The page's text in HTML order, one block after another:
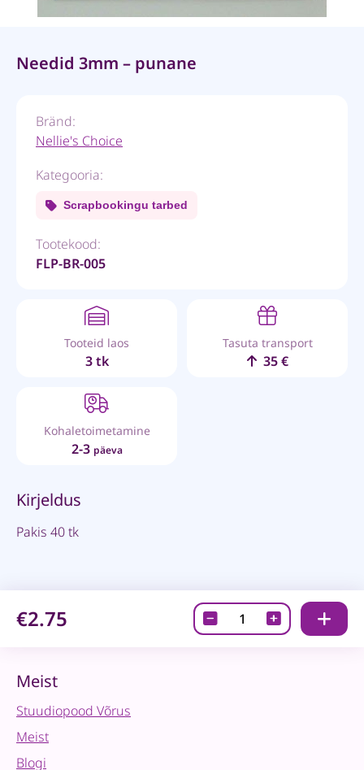
Needid 3mm – punane
Bränd:
Nellie's Choice
Kategooria:
Scrapbookingu tarbed
Tootekood:
FLP-BR-005
Tooteid laos
3 tk
Tasuta transport
35 €
Kohaletoimetamine
2-3 päeva
Kirjeldus
Pakis 40 tk
€2.75
Needid
3mm
Meist
Stuudiopood Võrus
Meist
Blogi